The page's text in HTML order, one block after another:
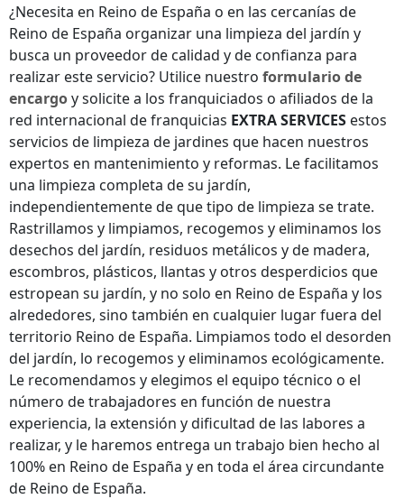
¿Necesita en Reino de España o en las cercanías de
Reino de España organizar una limpieza del jardín y
busca un proveedor de calidad y de confianza para
realizar este servicio? Utilice nuestro formulario de
encargoy solicite a los franquiciados o afiliados de la
red internacional de franquicias EXTRA SERVICES estos
servicios de limpieza de jardines que hacen nuestros
expertos en mantenimiento y reformas. Le facilitamos
una limpieza completa de su jardín,
independientemente de que tipo de limpieza se trate.
Rastrillamos y limpiamos, recogemos y eliminamos los
desechos del jardín, residuos metálicos y de madera,
escombros, plásticos, llantas y otros desperdicios que
estropean su jardín, y no solo en Reino de España y los
alrededores, sino también en cualquier lugarfuera del
territorio Reino de España. Limpiamos todo el desorden
del jardín, lo recogemos y eliminamos ecológicamente.
Le recomendamos y elegimos el equipo técnico o el
número de trabajadores en función de nuestra
experiencia, la extensión y dificultad de las labores a
realizar, y le haremos entrega un trabajo bien hecho al
100% en Reino de España y en toda el área circundante
de Reino de España.